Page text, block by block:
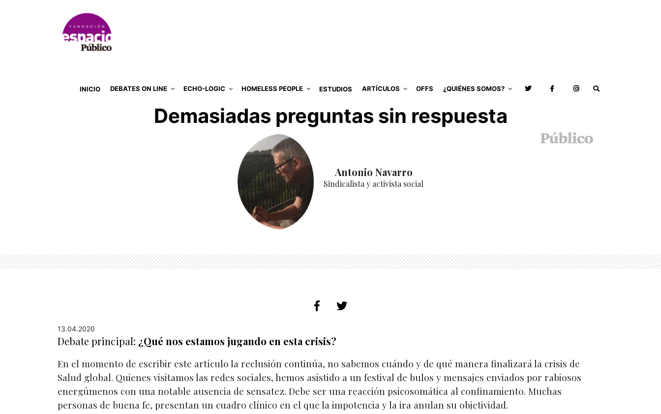
INICIO DEBATES ON LINE ECHO-LOGIC HOMELESS PEOPLE ESTUDIOS ARTÍCULOS OFFS ¿QUIÉNES SOMOS?
Demasiadas preguntas sin respuesta
Antonio Navarro
Sindicalista y activista social
13.04.2020
Debate principal: ¿Qué nos estamos jugando en esta crisis?
En el momento de escribir este artículo la reclusión continúa, no sabemos cuándo y de qué manera finalizará la crisis de
Salud global. Quienes visitamos las redes sociales, hemos asistido a un festival de bulos y mensajes enviados por rabiosos
energúmenos con una notable ausencia de sensatez. Debe ser una reacción psicosomática al confinamiento. Muchas
personas de buena fe, presentan un cuadro clínico en el que la impotencia y la ira anulan su objetividad.